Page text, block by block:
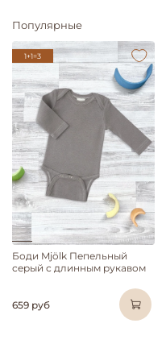
Популярные
1+1=3
Боди Mjölk Пепельный
серый с длинным рукавом
659 руб